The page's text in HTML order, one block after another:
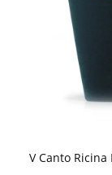
V Canto